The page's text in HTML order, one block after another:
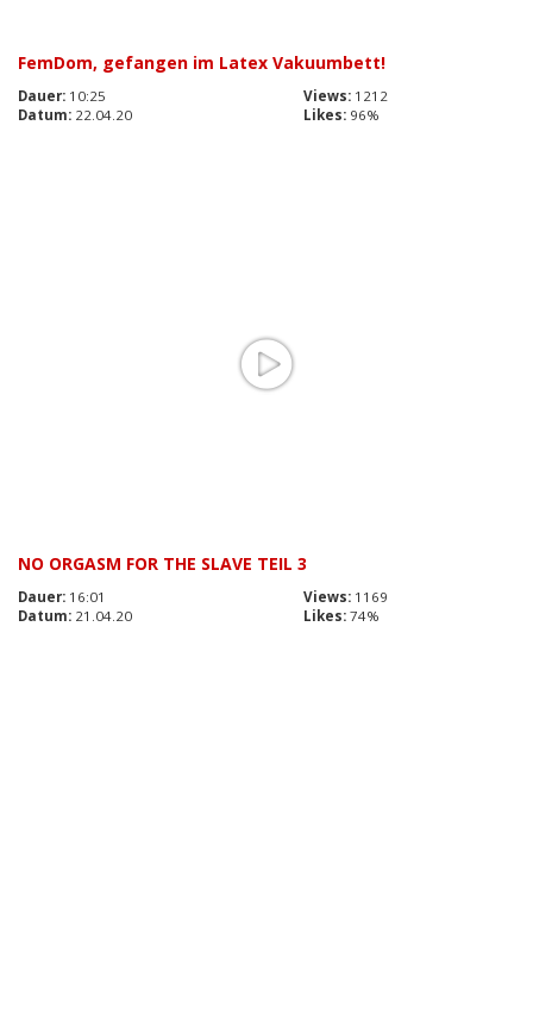
FemDom, gefangen im Latex Vakuumbett!
Dauer: 10:25 Views: 1212
Datum: 22.04.20 Likes: 96%
NO ORGASM FOR THE SLAVE TEIL 3
Dauer: 16:01 Views: 1169
Datum: 21.04.20 Likes: 74%